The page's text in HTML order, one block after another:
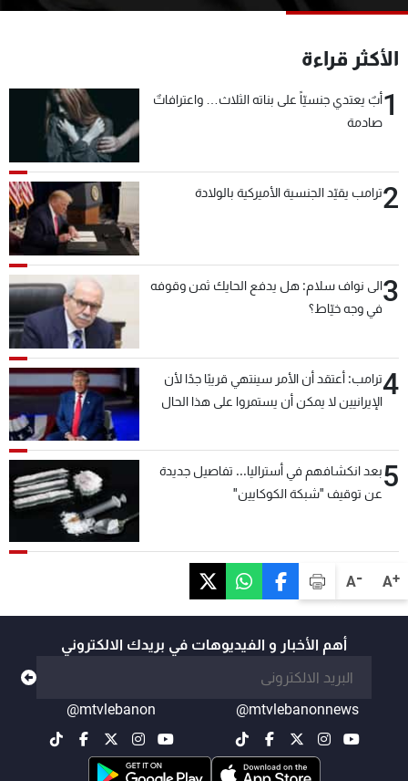
A+
A-
الأكثر قراءة
1أبٌ يعتدي جنسيّاً على بناته الثلاث… واعترافاتٌ
صادمة
2ترامب يقيّد الجنسية الأميركية بالولادة
3الى نواف سلام: هل يدفع الحايك ثمن وقوفه
في وجه خيّاط؟
4ترامب: أعتقد أن الأمر سينتهي قريبًا جدًا لأن
الإيرانيين لا يمكن أن يستمروا على هذا الحال
5بعد انكشافهم في أستراليا... تفاصيل جديدة
عن توقيف "شبكة الكوكايين"
أهم الأخبار و الفيديوهات في بريدك الالكتروني
@mtvlebanonnews
@mtvlebanon
الترددات
عن MTV
لاعلاناتكم
شروط الإسـتخدام
سياسة الخصوصية